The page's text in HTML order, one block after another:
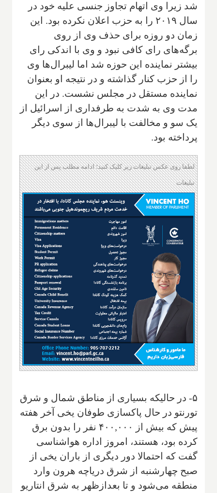
شد زیرا وی اتهام تجاوز جنسی علیه خود در
سال ۲۰۱۹ را به حزب اعلان نکرده بود. این
زمان دو روزه برای حذف وی از روی
برگه‌های رای کافی نبود و وی با اندکی رای
بیشتر نماینده این حوزه شد اما لیبرال‌ها وی
را از حزب کنار گذاشته و در نتیجه او بعنوان
نماینده مستقل در مجلس نشست. در این
مدت وی به شدت به طرفداری از اسرائیل از
یک سو و مخالفت با لیبرال‌ها از سوی دیگر
پرداخته بود.
لطفا روی عکس تبلیغات زیر کلیک کنید؛ ادامه مطلب پس از این
تبلیغات
۵- در حالیکه بسیاری از مناطق شمال و شرق
تورنتو در حال پاکسازی طوفان یخی آخر هفته
پیش که بیش از ۴۰۰,۰۰۰ نفر را بدون برق
کرده بود، هستند، امروز اداره هواشناسی
گفت که احتمالا دور دیگری از باران یخی از
صبح چهارشنبه از شرق دریاچه هرون وارد
منطقه می‌شود و تا بعدازظهر به شرق انتاریو